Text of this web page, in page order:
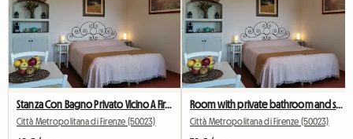
Stanza Con Bagno Privato Vicino A Firenze
Città Metropolitana di Firenze (50023)
Room with private bathroom and separate entrance
Città Metropolitana di Firenze (50023)